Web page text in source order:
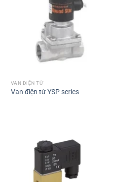
VAN ĐIỆN TỪ
Van điện từ YSP series